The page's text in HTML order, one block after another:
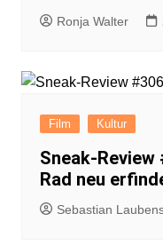
Ronja Walter
Film Kultur
Sneak-
Rad neu
Sebastian